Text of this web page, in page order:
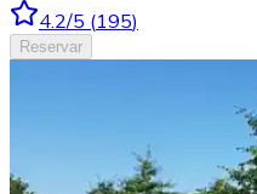
4.2/5 (195)
Reservar